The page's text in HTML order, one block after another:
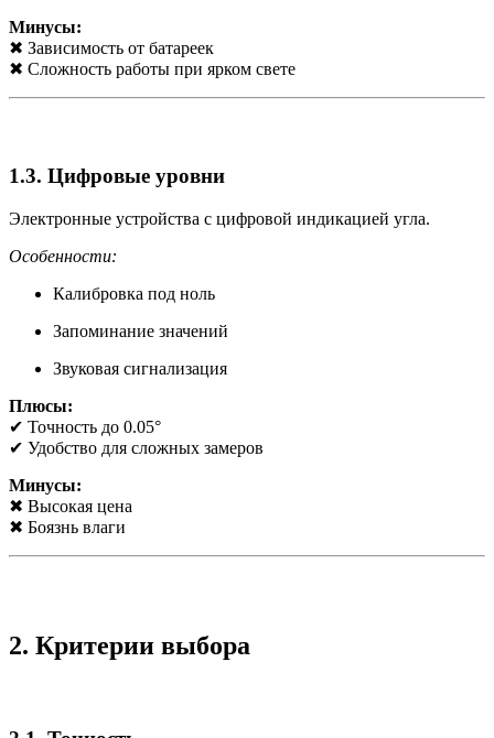
Минусы:
✖ Зависимость от батареек
✖ Сложность работы при ярком свете
1.3. Цифровые уровни
Электронные устройства с цифровой индикацией угла.
Особенности:
Калибровка под ноль
Запоминание значений
Звуковая сигнализация
Плюсы:
✔ Точность до 0.05°
✔ Удобство для сложных замеров
Минусы:
✖ Высокая цена
✖ Боязнь влаги
2. Критерии выбора